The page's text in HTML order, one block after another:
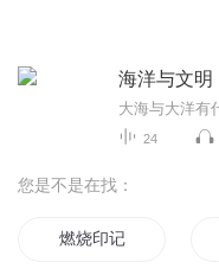
海洋与文明
24
您是不是在找：
燃烧印记